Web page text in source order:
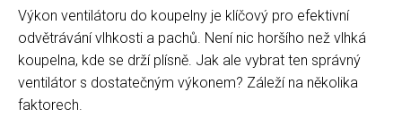
Výkon ventilátoru do koupelny je klíčový pro efektivní
odvětrávání vlhkosti a pachů. Není nic horšího než vlhká
koupelna, kde se drží plísně. Jak ale vybrat ten správný
ventilátor s dostatečným výkonem? Záleží na několika
faktorech.